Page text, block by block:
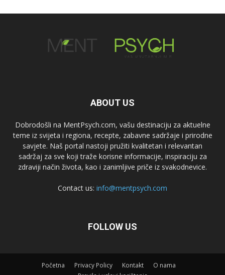
ABOUT US
Dobrodošli na MentPsych.com, vašu destinaciju za aktuelne
teme iz svijeta i regiona, recepte, zabavne sadržaje i prirodne
savjete. Naš portal nastoji pružiti kvalitetan i relevantan
sadržaj za sve koji traže korisne informacije, inspiraciju za
zdraviji način života, kao i zanimljive priče iz svakodnevice.
Contact us: info@mentpsych.com
FOLLOW US
Početna Privacy Policy Kontakt
O nama